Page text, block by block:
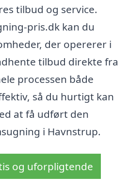
tilbud og service.
pris.dk kan du
der opererer i
tilbud direkte fra
processen både
så du hurtigt kan
at få udført den
i Havnstrup.
og uforpligtende